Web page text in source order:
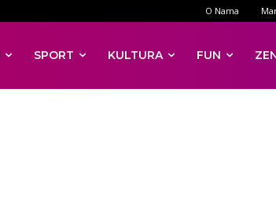
O Nama
SPORT KULTURA FUN